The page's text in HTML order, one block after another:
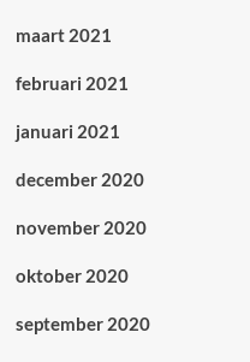
maart 2021
februari 2021
januari 2021
december 2020
november 2020
oktober 2020
september 2020